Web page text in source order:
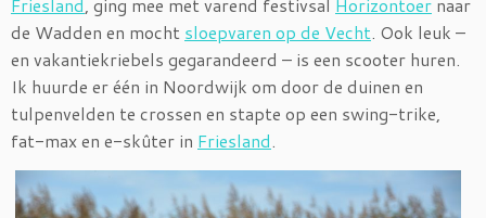
de Wadden en mocht sloepvaren op de Vecht . Ook leuk –
en vakantiekriebels gegarandeerd – is een scooter huren.
Ik huurde er één in Noordwijk om door de duinen en
tulpenvelden te crossen en stapte op een swing-trike,
fat-max en e-skûter in Friesland